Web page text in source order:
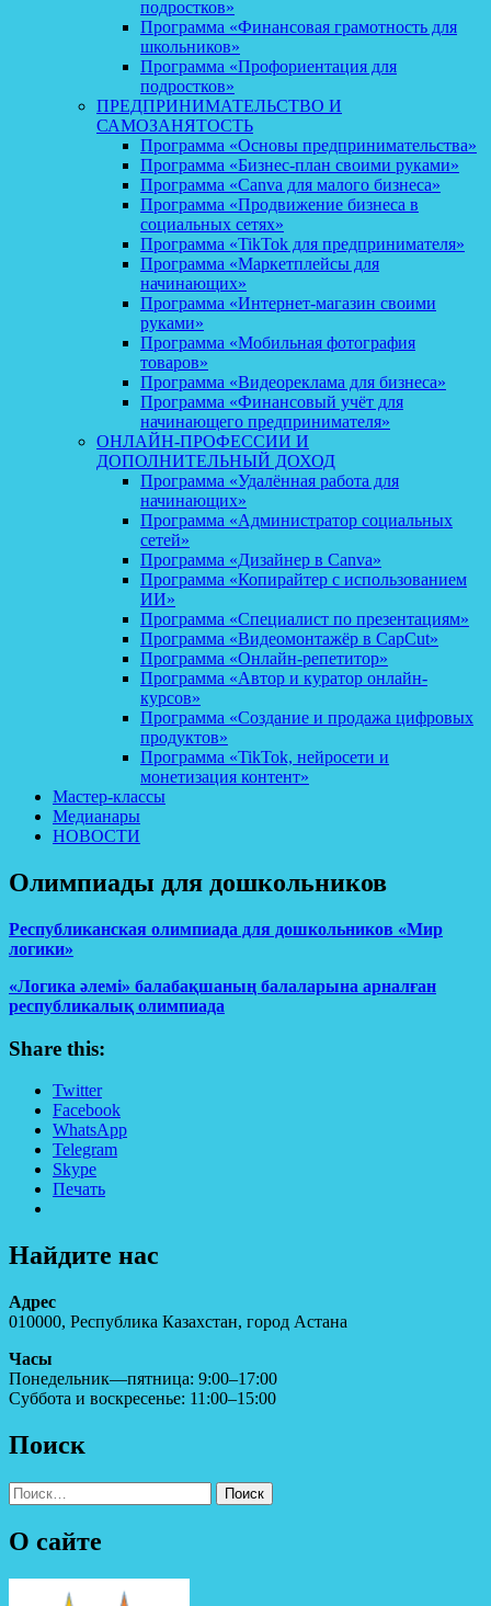
подростков»
Программа «Финансовая грамотность для
школьников»
Программа «Профориентация для
подростков»
ПРЕДПРИНИМАТЕЛЬСТВО И
САМОЗАНЯТОСТЬ
Программа «Основы предпринимательства»
Программа «Бизнес-план своими руками»
Программа «Canva для малого бизнеса»
Программа «Продвижение бизнеса в
социальных сетях»
Программа «TikTok для предпринимателя»
Программа «Маркетплейсы для
начинающих»
Программа «Интернет-магазин своими
руками»
Программа «Мобильная фотография
товаров»
Программа «Видеореклама для бизнеса»
Программа «Финансовый учёт для
начинающего предпринимателя»
ОНЛАЙН-ПРОФЕССИИ И
ДОПОЛНИТЕЛЬНЫЙ ДОХОД
Программа «Удалённая работа для
начинающих»
Программа «Администратор социальных
сетей»
Программа «Дизайнер в Canva»
Программа «Копирайтер с использованием
ИИ»
Программа «Специалист по презентациям»
Программа «Видеомонтажёр в CapCut»
Программа «Онлайн-репетитор»
Программа «Автор и куратор онлайн-
курсов»
Программа «Создание и продажа цифровых
продуктов»
Программа «TikTok, нейросети и
монетизация контент»
Мастер-классы
Медианары
НОВОСТИ
Олимпиады для дошкольников
Республиканская олимпиада для дошкольников «Мир
логики»
«Логика әлемі» балабақшаның балаларына арналған
республикалық олимпиада
Share this:
Twitter
Facebook
WhatsApp
Telegram
Skype
Печать
Найдите нас
Адрес
010000, Республика Казахстан, город Астана
Часы
Понедельник—пятница: 9:00–17:00
Суббота и воскресенье: 11:00–15:00
Поиск
Найти:
О сайте